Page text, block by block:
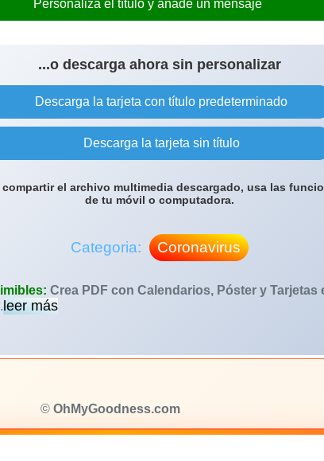
Personaliza el título y añade un mensaje
...o descarga ahora sin personalizar
Descarga la tarjeta con título predeterminado
Descarga la tarjeta sin título
compartir el archivo multimedia descargado, usa las
de tu móvil o computadora.
Categoria: Coronavirus
Crea PDF con Calendarios, Póster y Tarjetas
leer más
© OhMyGoodness.com